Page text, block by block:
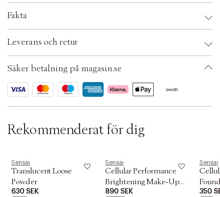
n
.
e
l
c
t
o
n
Fakta
EAN: 4973167930243
ID: ACAJ67-0008
Leverans och retur
Säker betalning på magasin.se
Rekommenderat för dig
Sensai
Translucent Loose
Powder
630 SEK
Sensai
Cellular Performance
Brightening Make-Up
Base
890 SEK
Sensai
350